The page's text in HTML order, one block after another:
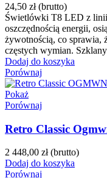
24,50 zł (brutto)
Świetlówki T8 LED z linii
oszczędnością energii,
żywotnością, co sprawia,
częstych wymian.
Dodaj do koszyka
Porównaj
Pokaż
Porównaj
Retro Classic
2 448,00 zł (brutto)
Dodaj do koszyka
Porównaj